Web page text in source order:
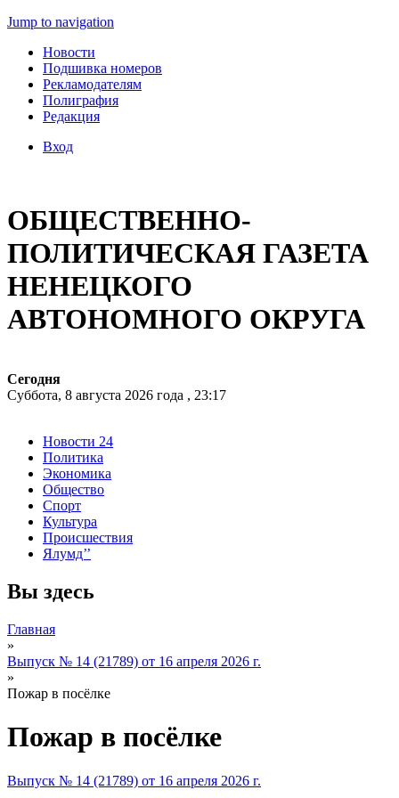
Jump to navigation
Новости
Подшивка номеров
Рекламодателям
Полиграфия
Редакция
Вход
ОБЩЕСТВЕННО-
ПОЛИТИЧЕСКАЯ ГАЗЕТА
НЕНЕЦКОГО
АВТОНОМНОГО ОКРУГА
Сегодня
Суббота, 8 августа 2026 года , 23:17
Новости 24
Политика
Экономика
Общество
Спорт
Культура
Происшествия
Ялумд’’
Вы здесь
Главная
»
Выпуск № 14 (21789) от 16 апреля 2026 г.
»
Пожар в посёлке
Пожар в посёлке
Выпуск № 14 (21789) от 16 апреля 2026 г.